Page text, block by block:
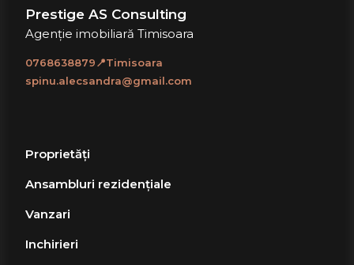
Prestige AS Consulting
Agenție imobiliară Timisoara
0768638879📍Timisoara
spinu.alecsandra@gmail.com
Proprietăți
Ansambluri rezidențiale
Vanzari
Inchirieri